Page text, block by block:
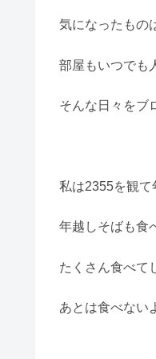
気になったもの
部屋もいつでも
そんな日々をブ
私は2355を観て
年越しそばも食
たくさん食べて
あとは食べない